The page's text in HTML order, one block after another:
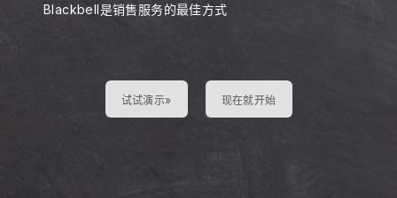
Blackbell是销售服务的最佳方式
试试演示» 现在就开始